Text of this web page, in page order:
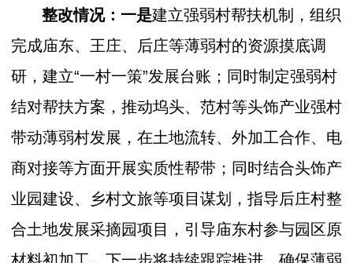
整改情况：一是建立强弱村帮扶机制，组织
完成庙东、王庄、后庄等薄弱村的资源摸底调
研，建立“一村一策”发展台账；同时制定强弱村
结对帮扶方案，推动坞头、范村等头饰产业强村
带动薄弱村发展，在土地流转、外加工合作、电
商对接等方面开展实质性帮带；同时结合头饰产
业园建设、乡村文旅等项目谋划，指导后庄村整
合土地发展采摘园项目，引导庙东村参与园区原